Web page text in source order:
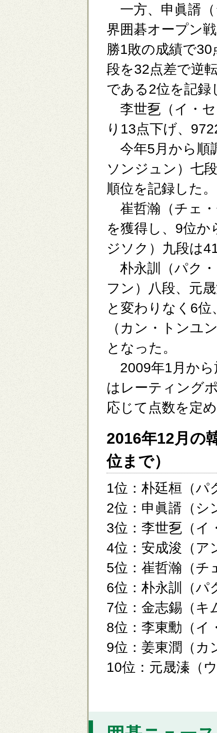
一方、申眞諝（
界囲碁オープン
勝1敗の成績で
段を32点差で逆
である2位を記録
李世乭（イ・
り13点下げ、
今年5月から順
ソンジュン）七
順位を記録した。
崔哲瀚（チェ
を獲得し、9位か
ジソク）九段は
朴永訓（パク
フン）八段、元
と変わりなく6
（カン・トンユ
となった。
2009年1月から
はレーティング
応じて点数を定
2016年12月の
位まで）
1位：朴廷桓（パ
2位：申眞諝（シ
3位：李世乭（イ
4位：安成浚（ア
5位：崔哲瀚（チ
6位：朴永訓（パ
7位：金志錫（キ
8位：李東勳（イ
9位：姜東潤（カ
10位：元晟溱（